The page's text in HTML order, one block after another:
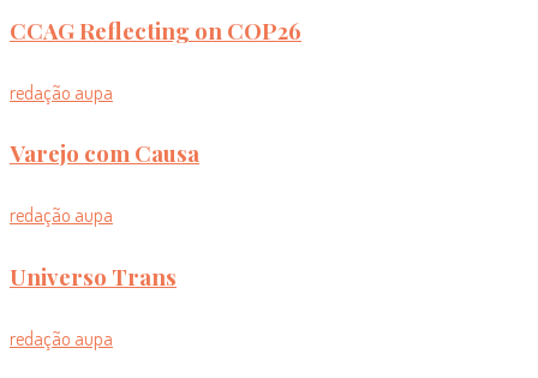
CCAG Reflecting on COP26
redação aupa
Varejo com Causa
redação aupa
Universo Trans
redação aupa